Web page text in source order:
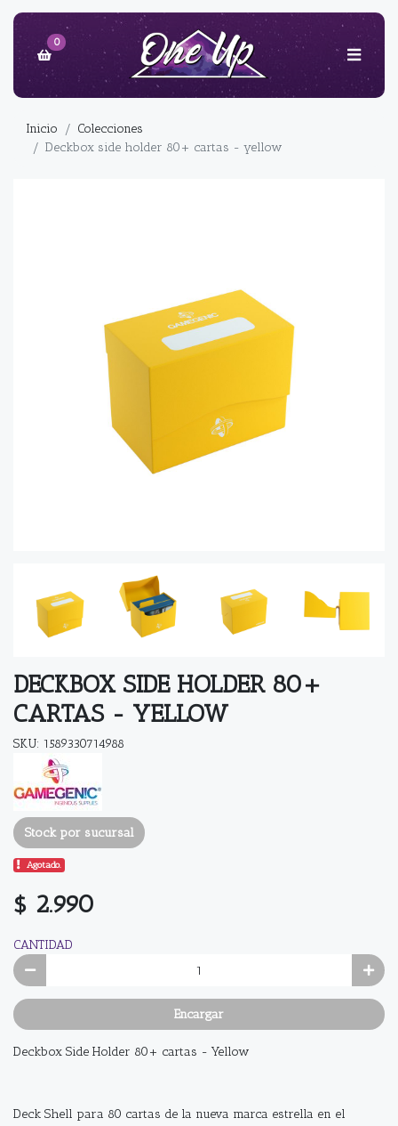
0
Inicio
Colecciones
Deckbox side holder 80+ cartas - yellow
DECKBOX SIDE HOLDER 80+
CARTAS - YELLOW
SKU: 1589330714988
Stock por sucursal
Agotado.
$ 2.990
CANTIDAD
Encargar
Deckbox Side Holder 80+ cartas - Yellow
Deck Shell para 80 cartas de la nueva marca estrella en el